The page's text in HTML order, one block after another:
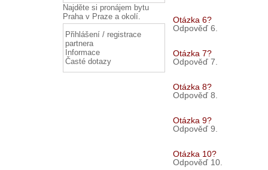
Najděte si pronájem bytu
Prahav Praze a okolí.
Přihlášení / registrace
partnera
Informace
Časté dotazy
Otázka 6?
Odpověď 6.
Otázka 7?
Odpověď 7.
Otázka 8?
Odpověď 8.
Otázka 9?
Odpověď 9.
Otázka 10?
Odpověď 10.